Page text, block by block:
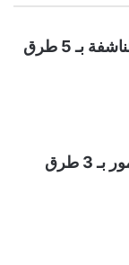
طريقة عمل الملوخية الناشفة بـ 5 طرق
طريقة عمل سمك الهامور بـ 3 طرق